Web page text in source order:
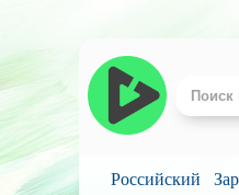
Российский